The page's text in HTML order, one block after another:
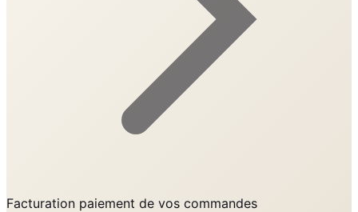
Facturation paiement de vos commandes